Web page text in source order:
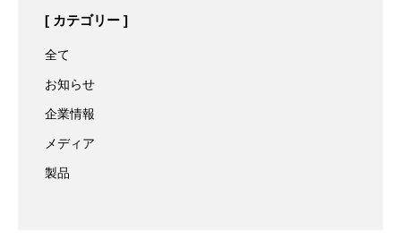
カテゴリー
全て
お知らせ
企業情報
メディア
製品